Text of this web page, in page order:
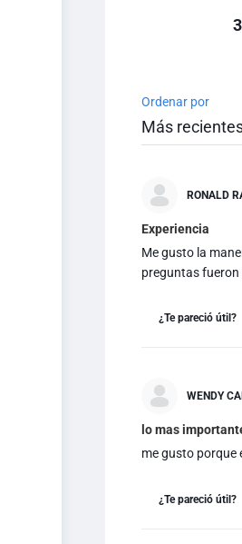
3
Ordenar por
RONALD
Experiencia
Me gusto la
preguntas fueron
¿Te pareció útil?
WENDY
lo mas
me gusto porque
¿Te pareció útil?